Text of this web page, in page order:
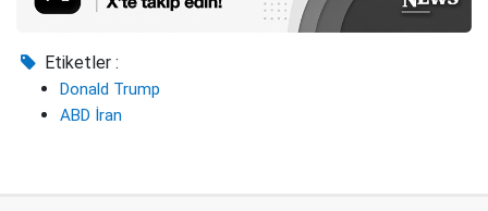
Etiketler :
Donald Trump
ABD İran